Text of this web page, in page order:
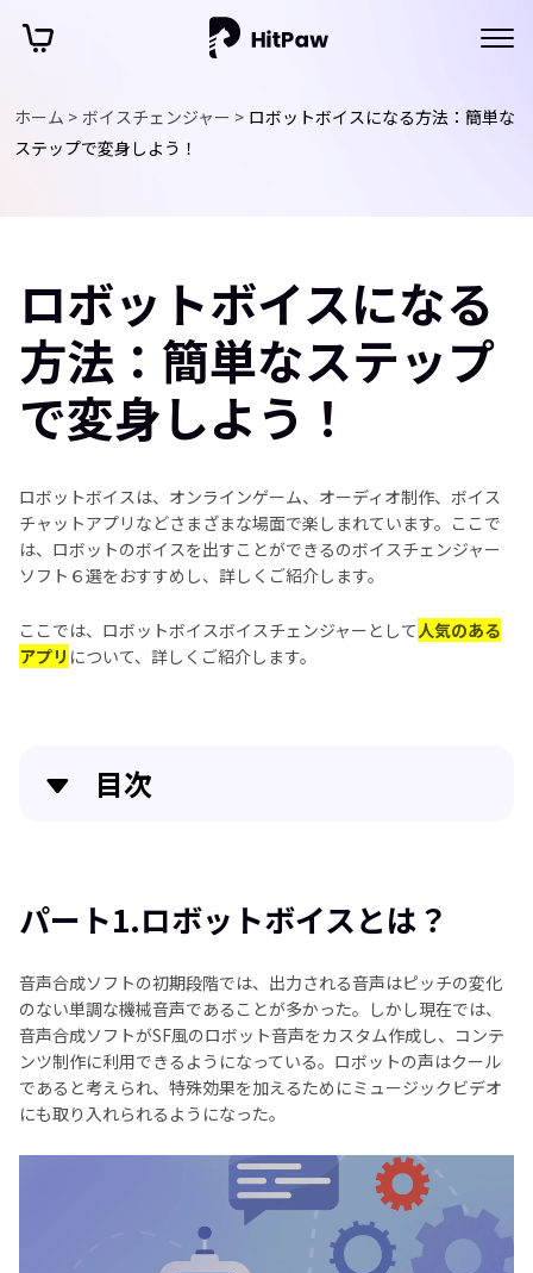
ホーム > ボイスチェンジャー > ロボットボイスになる方法：簡単な
ステップで変身しよう！
ロボットボイスになる
方法：簡単なステップ
で変身しよう！
ロボットボイスは、オンラインゲーム、オーディオ制作、ボイス
チャットアプリなどさまざまな場面で楽しまれています。ここで
は、ロボットのボイスを出すことができるのボイスチェンジャー
ソフト６選をおすすめし、詳しくご紹介します。
ここでは、ロボットボイスボイスチェンジャーとして人気のある
アプリ について、詳しくご紹介します。
目次
パート2.ロボット声を変えるボイスチェンジャーアプ
リ６選
まとめ
ロボットボイスについてよくある質問
パート1.ロボットボイスとは？
音声合成ソフトの初期段階では、出力される音声はピッチの変化
のない単調な機械音声であることが多かった。しかし現在では、
音声合成ソフトがSF風のロボット音声をカスタム作成し、コンテ
ンツ制作に利用できるようになっている。ロボットの声はクール
であると考えられ、特殊効果を加えるためにミュージックビデオ
にも取り入れられるようになった。